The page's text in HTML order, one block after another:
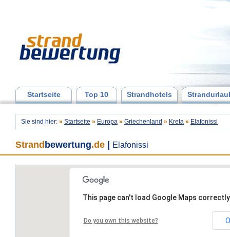
Startseite Top 10 Strandhotels
Sie sind hier: » Startseite » Europa » Griechenland » Kreta » Elafonissi
Strand bewertung.de Elafonissi
This page can't load Google Maps
Do you own this website?